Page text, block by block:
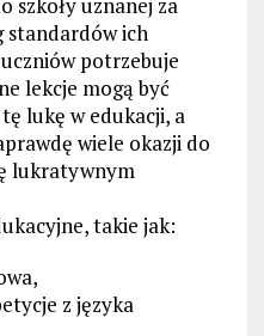
szkoły uznanej za
standardów ich
potrzebuje
lekcje mogą być
lukę w edukacji, a
wiele okazji do
lukratywnym
takie jak:
z języka